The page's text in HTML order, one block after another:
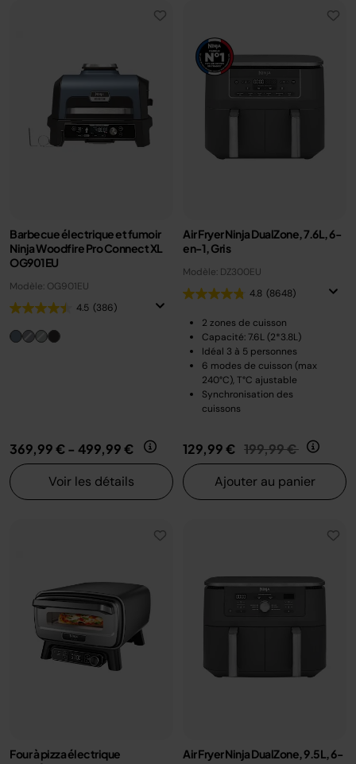
Barbecue électrique et fumoir
Ninja Woodfire Pro Connect XL
OG901EU
Modèle: OG901EU
4.5 (386)
369,99 €- 499,99 €
Voir les détails
Air Fryer Ninja DualZone, 7.6L, 6-
en-1, Gris
Modèle: DZ300EU
4.8 (8648)
2 zones de cuisson
Capacité: 7.6L (2*3.8L)
Idéal 3 à 5 personnes
6 modes de cuisson (max
240°C), T°C ajustable
Synchronisation des
cuissons
129,99 € Prix réduit de
199,99 € au
Ajouter au panier
Four à pizza électrique
Air Fryer Ninja DualZone, 9.5L, 6-